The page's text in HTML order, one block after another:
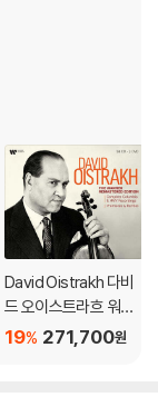
David Oistrakh 다비
드 오이스트라흐 워너
레이블 녹음 전집 (The
271,700원
19%